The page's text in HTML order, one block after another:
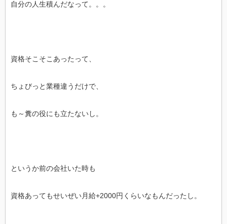
自分の人生積んだなって。。。
資格そこそこあったって、
ちょびっと業種違うだけで、
も～糞の役にも立たないし。
というか前の会社いた時も
資格あってもせいぜい月給+2000円くらいなもんだったし。